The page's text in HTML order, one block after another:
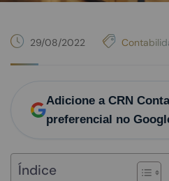
29/08/2022
Adicione a CRN
preferencial no
Índice